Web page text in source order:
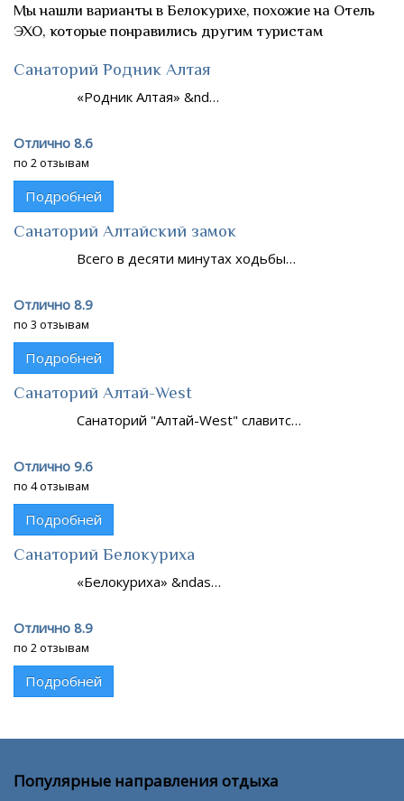
Мы нашли варианты в Белокурихе, похожие на Отель
ЭХО, которые понравились другим туристам
Санаторий Родник Алтая
«Родник Алтая» &nd…
Отлично 8.6
по 2 отзывам
Подробней
Санаторий Алтайский замок
Всего в десяти минутах ходьбы…
Отлично 8.9
по 3 отзывам
Подробней
Санаторий Алтай-West
Санаторий "Алтай-West" славитс…
Отлично 9.6
по 4 отзывам
Подробней
Санаторий Белокуриха
«Белокуриха» &ndas…
Отлично 8.9
по 2 отзывам
Подробней
Популярные направления отдыха